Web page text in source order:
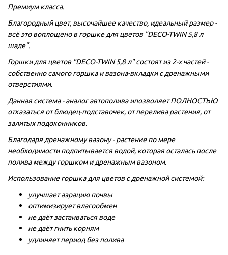
Премиум класса.
Благородный цвет, высочайшее качество, идеальный размер -
всё это воплощено в горшке для цветов "DECO-TWIN 5,8 л
шаде".
Горшки для цветов "DECO-TWIN 5,8 л" состоят из 2-х частей -
собственно самого горшка и вазона-вкладки с дренажными
отверстиями.
Данная система - аналог автополива ипозволяет ПОЛНОСТЬЮ
отказаться от блюдец-подставочек, от перелива растения, от
залитых подоконников.
Благодаря дренажному вазону - растение по мере
необходимости подпитывается водой, которая осталась после
полива между горшком и дренажным вазоном.
Использование горшка для цветов с дренажной системой:
улучшает аэрацию почвы
оптимизирует влагообмен
не даёт застаиваться воде
не даёт гнить корням
удлиняет период без полива